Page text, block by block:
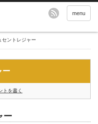
menu
ントレジャー
ー
トを書く
ー